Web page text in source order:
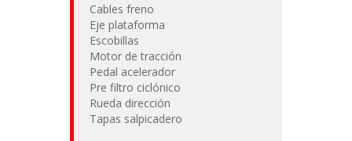
Cables freno
Eje plataforma
Escobillas
Motor de tracción
Pedal acelerador
Pre filtro ciclónico
Rueda dirección
Tapas salpicadero